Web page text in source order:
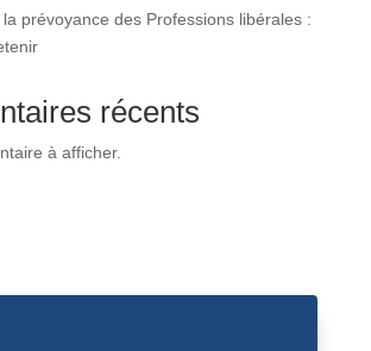
prévoyance des Professions libérales :
récents
à afficher.